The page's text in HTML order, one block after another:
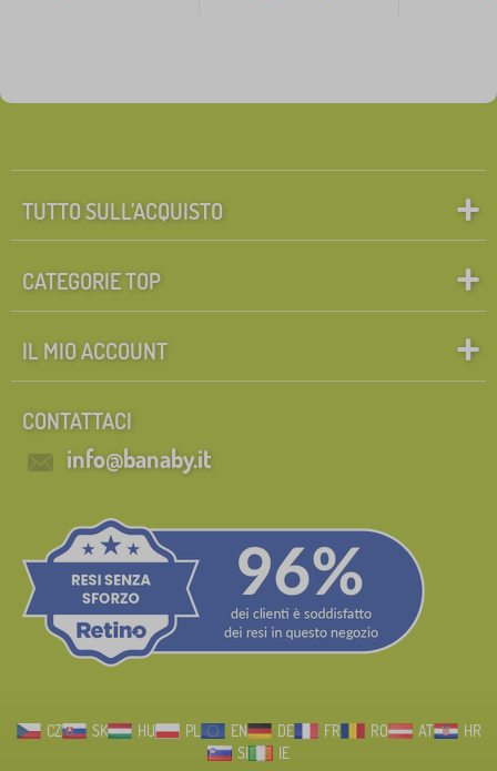
TUTTO SULL’ACQUISTO
CATEGORIE TOP
IL MIO ACCOUNT
CONTATTACI
info@banaby.it
CZ SK HU PL EN DE FR RO AT
HR
SI
IE